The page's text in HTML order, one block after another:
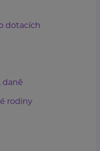
dotacích
daně
rodiny